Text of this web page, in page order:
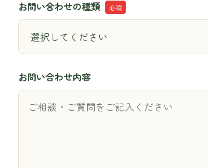
お問い合わせの種類 必須
お問い合わせ内容